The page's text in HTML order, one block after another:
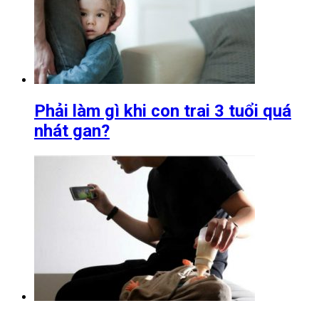
Phải làm gì khi con trai 3 tuổi quá
nhát gan?